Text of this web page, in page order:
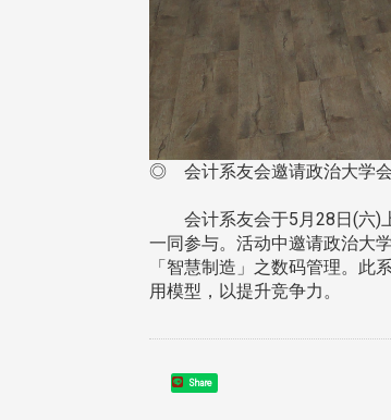
◎ 会计系友会邀请政治大学会
会计系友会于5月28日(六)上
一同参与。活动中邀请政治大
「智慧制造」之数码管理。
用模型，以提升竞争力。
Share